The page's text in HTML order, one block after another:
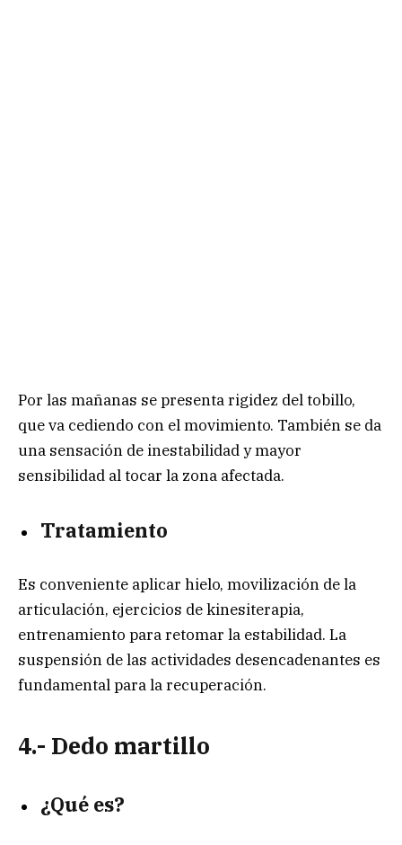
Por las mañanas se presenta rigidez del tobillo,
que va cediendo con el movimiento. También se da
una sensación de inestabilidad y mayor
sensibilidad al tocar la zona afectada.
Tratamiento
Es conveniente aplicar hielo, movilización de la
articulación, ejercicios de kinesiterapia,
entrenamiento para retomar la estabilidad. La
suspensión de las actividades desencadenantes es
fundamental para la recuperación.
4.- Dedo martillo
¿Qué es?